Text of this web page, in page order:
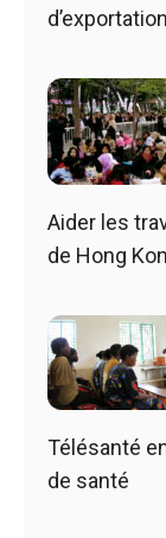
Aider les
de Hong
Télésanté
de santé